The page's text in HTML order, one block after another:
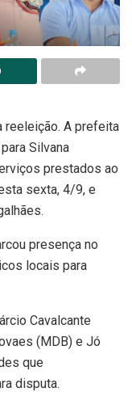
reeleição. A prefeita
Silvana
prestados ao
sexta, 4/9, e
presença no
locais para
Cavalcante
(MDB) e Jó
que
disputa.